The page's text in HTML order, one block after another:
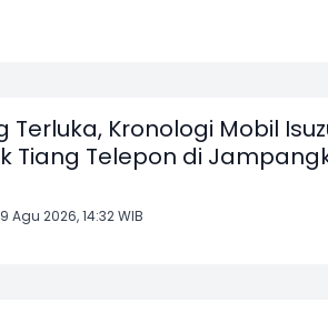
Terluka, Kronologi Mobil
Tiang Telepon di
Agu 2026, 14:32 WIB